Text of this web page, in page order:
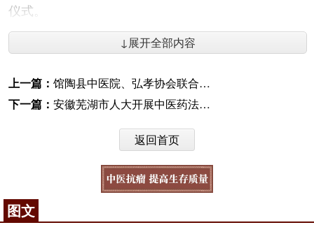
仪式。
咨询电话：010-87876186
↓展开全部内容
上一篇： 馆陶县中医院、弘孝协会联合开展“喜迎重阳节敬老献爱心”慰问活动
下一篇： 安徽芜湖市人大开展中医药法执法检查
返回首页
图文